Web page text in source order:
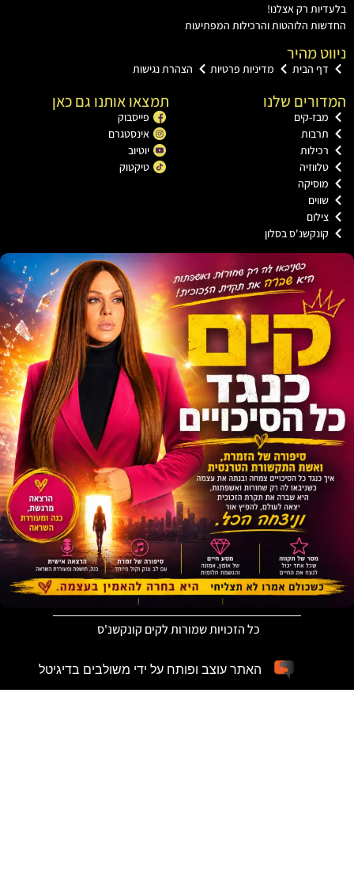
רק אצלנו!
הלוהטות והרכילות המפתיעות
מהיר
הבית מדיניות פרטיות הצהרת נגישות
שלנו
קים
בסלון
תמצאו אותנו גם כאן
פייסבוק
אינסטגרם
יוטיוב
טיקטוק
כל הזכויות שמורות לקים קונקשנ'ס
האתר עוצב ופותח על ידי משולבים בדיגיטל